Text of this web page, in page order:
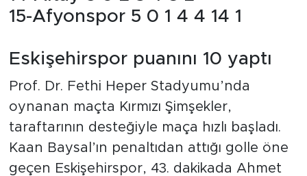
15-Afyonspor 5 0 1 4 4 14 1
Eskişehirspor puanını 10 yaptı
Prof. Dr. Fethi Heper Stadyumu’nda
oynanan maçta Kırmızı Şimşekler,
taraftarının desteğiyle maça hızlı başladı.
Kaan Baysal’ın penaltıdan attığı golle öne
geçen Eskişehirspor, 43. dakikada Ahmet